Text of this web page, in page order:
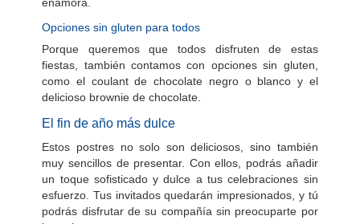
Opciones sin gluten para todos
Porque queremos que todos disfruten de estas
fiestas, también contamos con opciones sin gluten,
como el coulant de chocolate negro o blanco y el
delicioso brownie de chocolate.
El fin de año más dulce
Estos postres no solo son deliciosos, sino también
muy sencillos de presentar. Con ellos, podrás añadir
un toque sofisticado y dulce a tus celebraciones sin
esfuerzo. Tus invitados quedarán impresionados, y tú
podrás disfrutar de su compañía sin preocuparte por